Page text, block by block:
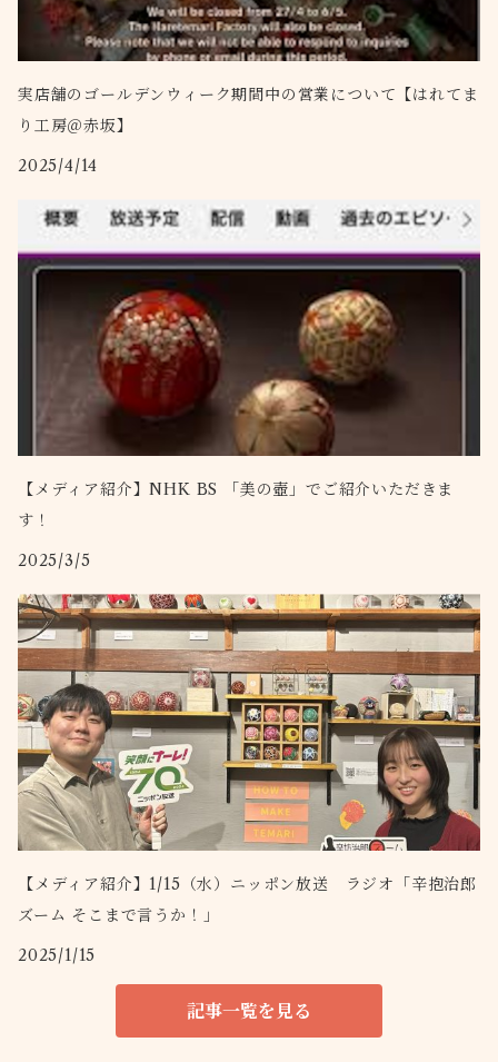
プルメリア
実店舗のゴールデンウィーク期間中の営業について【はれてま
り工房＠赤坂】
2025/4/14
【メディア紹介】NHK BS 「美の壺」でご紹介いただきま
す！
2025/3/5
【メディア紹介】1/15（水）ニッポン放送 ラジオ「辛抱治郎
ズーム そこまで言うか！」
2025/1/15
記事一覧を見る